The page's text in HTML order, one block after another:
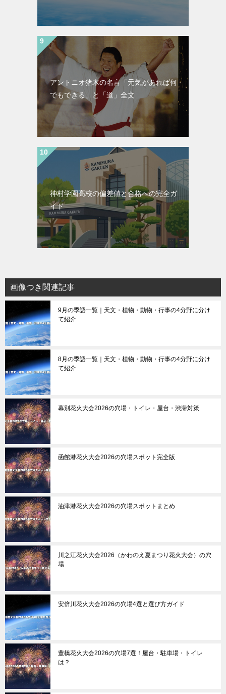
アントニオ猪木の名言「元気があれば何
でもできる」と「道」全文
神村学園高校の偏差値と合格への完全ガ
イド
画像つき関連記事
9月の季語一覧｜天文・植物・動物・行事の4分野に分け
て紹介
8月の季語一覧｜天文・植物・動物・行事の4分野に分け
て紹介
幕別花火大会2026の穴場・トイレ・屋台・渋滞対策
函館港花火大会2026の穴場スポット完全版
油津港花火大会2026の穴場スポットまとめ
川之江花火大会2026（かわのえ夏まつり花火大会）の穴
場
安倍川花火大会2026の穴場4選と選び方ガイド
豊橋花火大会2026の穴場7選！屋台・駐車場・トイレ
は？